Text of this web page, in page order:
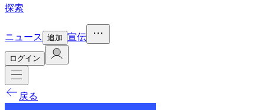
探索
ニュース 追加 宣伝
ログイン
戻る